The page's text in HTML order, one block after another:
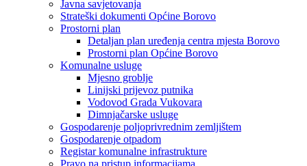
Javna savjetovanja
Strateški dokumenti Općine Borovo
Prostorni plan
Detaljan plan uređenja centra mjesta Borovo
Prostorni plan Općine Borovo
Komunalne usluge
Mjesno groblje
Linijski prijevoz putnika
Vodovod Grada Vukovara
Dimnjačarske usluge
Gospodarenje poljoprivrednim zemljištem
Gospodarenje otpadom
Registar komunalne infrastrukture
Pravo na pristup informacijama